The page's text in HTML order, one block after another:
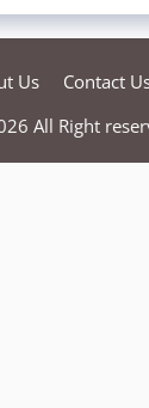
Us Contact
All Right